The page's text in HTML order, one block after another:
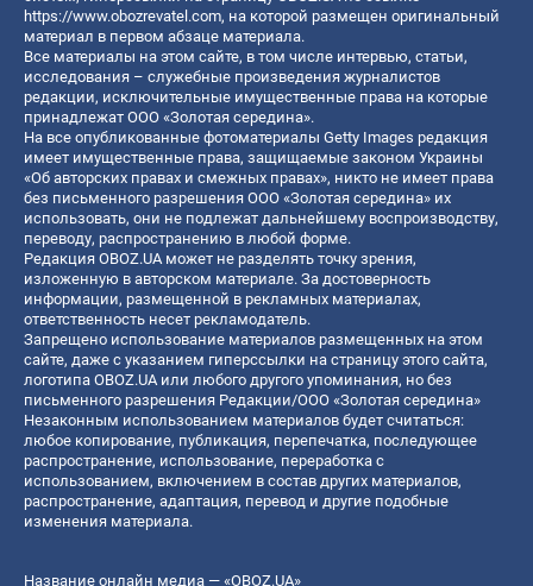
https://www.obozrevatel.com, на которой размещен оригинальный
материал в первом абзаце материала.
Все материалы на этом сайте, в том числе интервью, статьи,
исследования – служебные произведения журналистов
редакции, исключительные имущественные права на которые
принадлежат ООО «Золотая середина».
На все опубликованные фотоматериалы Getty Images редакция
имеет имущественные права, защищаемые законом Украины
«Об авторских правах и смежных правах», никто не имеет права
без письменного разрешения ООО «Золотая середина» их
использовать, они не подлежат дальнейшему воспроизводству,
переводу, распространению в любой форме.
Редакция OBOZ.UA может не разделять точку зрения,
изложенную в авторском материале. За достоверность
информации, размещенной в рекламных материалах,
ответственность несет рекламодатель.
Запрещено использование материалов размещенных на этом
сайте, даже с указанием гиперссылки на страницу этого сайта,
логотипа OBOZ.UA или любого другого упоминания, но без
письменного разрешения Редакции/ООО «Золотая середина»
Незаконным использованием материалов будет считаться:
любое копирование, публикация, перепечатка, последующее
распространение, использование, переработка с
использованием, включением в состав других материалов,
распространение, адаптация, перевод и другие подобные
изменения материала.
Название онлайн медиа — «OBOZ.UA»